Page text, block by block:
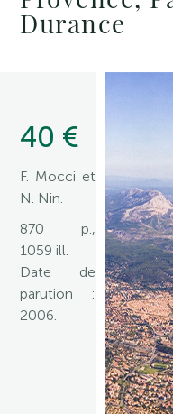
Durance
40 €
F. Mocci et
N. Nin.
870 p.,
1059 ill.
Date de
parution :
2006.